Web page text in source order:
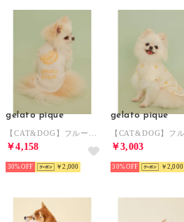
gelato pique
￥4,158
30% ￥2,000
gelato pique
￥3,003
30% ￥2,000